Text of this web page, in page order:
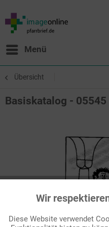
Menü
Übersicht
Basiskatalog - 05545
Funktionale
Wir
Diese Website verwendet